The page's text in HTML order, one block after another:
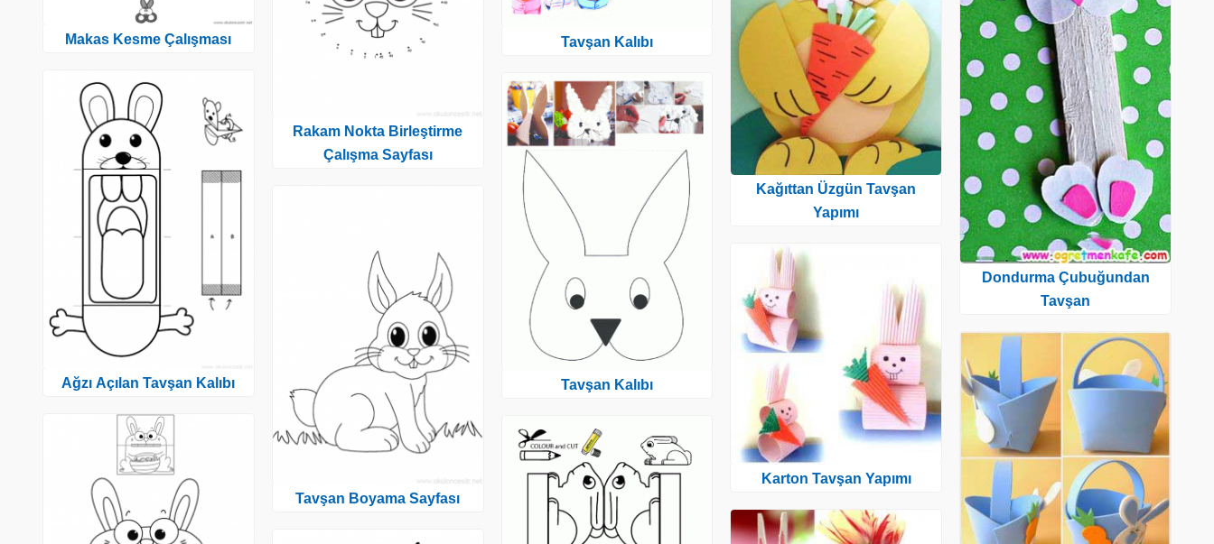
Makas Kesme Çalışması
Ağzı Açılan Tavşan Kalıbı
Rakam Nokta Birleştirme
Çalışma Sayfası
Tavşan Boyama Sayfası
Tavşan Kalıbı
Tavşan Kalıbı
Kağıttan Üzgün Tavşan
Yapımı
Karton Tavşan Yapımı
Dondurma Çubuğundan
Tavşan